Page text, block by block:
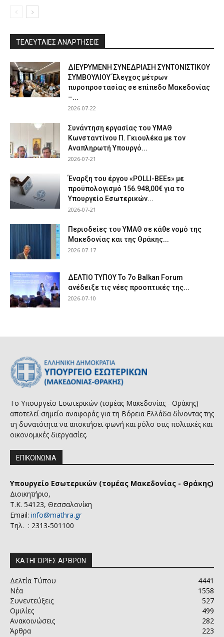
ΤΕΛΕΥΤΑΙΕΣ ΑΝΑΡΤΗΣΕΙΣ
ΔΙΕΥΡΥΜΕΝΗ ΣΥΝΕΔΡΙΑΣΗ ΣΥΝΤΟΝΙΣΤΙΚΟΥ
ΣΥΜΒΟΥΛΙΟΥ Έλεγχος μέτρων
πυροπροστασίας σε επίπεδο Μακεδονίας
–...
2026-07-22
Συνάντηση εργασίας του ΥΜΑΘ
Κωνσταντίνου Π. Γκιουλέκα με τον
Αναπληρωτή Υπουργό...
2026-07-21
Έναρξη του έργου «POLLI-BEEs» με
προϋπολογισμό 156.948,00€ για το
Υπουργείο Εσωτερικών...
2026-07-21
Περιοδείες του ΥΜΑΘ σε κάθε νομό της
Μακεδονίας και της Θράκης...
2026-07-17
ΔΕΛΤΙΟ ΤΥΠΟΥ Το 7ο Balkan Forum
ανέδειξε τις νέες προοπτικές της...
2026-07-10
Το Υπουργείο Εσωτερικών (τομέας Μακεδονίας - Θράκης)
αποτελεί σημείο αναφοράς για τη Βόρεια Ελλάδα δίνοντας της
τη δυνατότητα να αποκτήσει φωνή και ρόλο στις πολιτικές και
οικονομικές διεργασίες.
ΕΠΙΚΟΙΝΩΝΙΑ
Υπουργείο Εσωτερικών (τομέας Μακεδονίας - Θράκης)
Διοικητήριο,
Τ.Κ. 54123, Θεσσαλονίκη
Email: info@mathra.gr
Τηλ. : 2313-501100
ΚΑΤΗΓΟΡΙΕΣ ΑΡΘΡΩΝ
Δελτία Τύπου
4441
Νέα
1558
Συνεντεύξεις
527
Ομιλίες
499
Ανακοινώσεις
282
Άρθρα
223